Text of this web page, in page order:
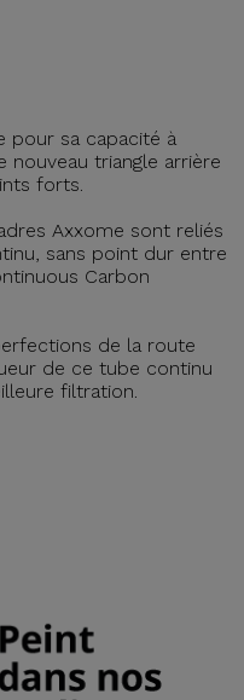
pour sa capacité à
triangle arrière
forts.
Axxome sont reliés
sans point dur entre
Carbon
de la route
de ce tube continu
filtration.